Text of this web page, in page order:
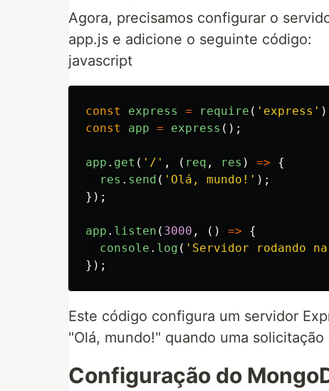
Agora, precisamos configurar o
app.js e adicione o seguinte código:
javascript
const express = require ( ' express '
const
app = express ();
app . get ( ' / ' , ( req , res ) =>
{
res . send ( ' Olá, mundo! ' );
});
app . listen ( 3000 , () =>
{
console . log ( ' Servidor rodando
});
Este código configura um servidor
"Olá, mundo!" quando uma
Configuração do